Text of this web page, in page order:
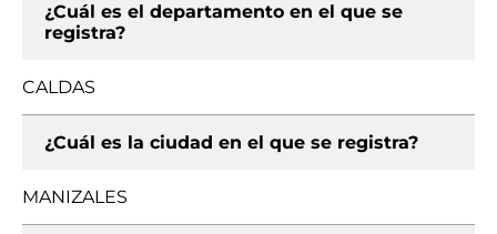
¿Cuál es el departamento en el que se
registra?
CALDAS
¿Cuál es la ciudad en el que se registra?
MANIZALES